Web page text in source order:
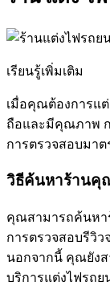
เรียนรู้เพิ่มเติม
เมื่อคุณต้องการแ
ถือและมีคุณภาพ
การตรวจสอบมา
วิธีค้นหาร้านคุ
คุณสามารถค้นหา
การตรวจสอบรีวิ
นอกจากนี้ คุณยังส
บริการแต่งไฟรถ